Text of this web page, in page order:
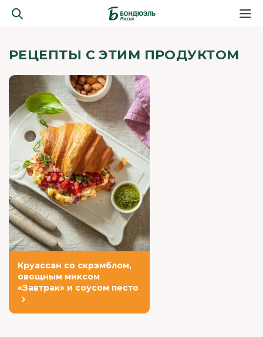
РЕЦЕПТЫ С ЭТИМ ПРОДУКТОМ
Круассан со скрэмблом,
овощным миксом
«Завтрак» и соусом песто